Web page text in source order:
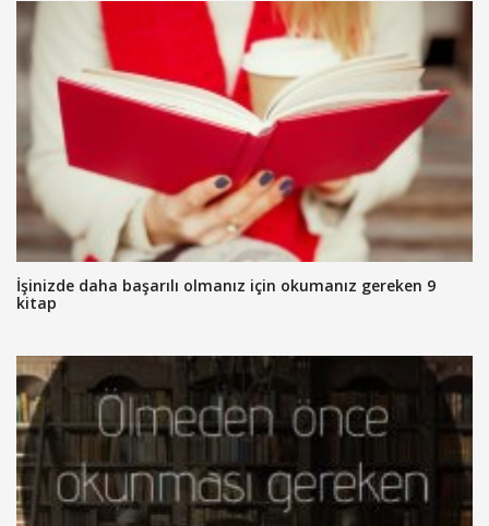
İşinizde daha başarılı olmanız için okumanız gereken 9
kitap